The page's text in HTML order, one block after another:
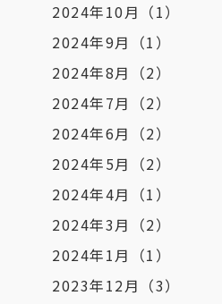
2024年10月 （1）
2024年9月
（1）
2024年8月
（2）
2024年7月
（2）
2024年6月
（2）
2024年5月
（2）
2024年4月
（1）
2024年3月
（2）
2024年1月
（1）
2023年12月 （3）